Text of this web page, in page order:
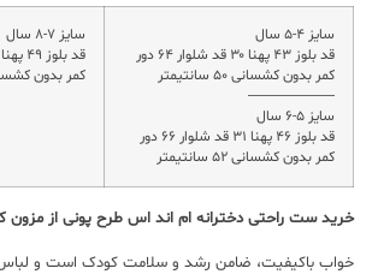
سایز ۴-۵ سال
قد بلوز ۴۳ پهنا ۳۰ قد شلوار ۶۴ دور
کمر بدون کشسانی ۵۰ سانتیمتر
——————
سایز ۵-۶ سال
قد بلوز ۴۶ پهنا ۳۱ قد شلوار ۶۶ دور
کمر بدون کشسانی ۵۲ سانتیمتر
سایز ۷-۸ سال
کمر بدون کشسانی ۵۴
خرید ست راحتی دخترانه ام اند اس طرح پونی از مزون
خواب باکیفیت، ضامن رشد و سلامت کودک است و